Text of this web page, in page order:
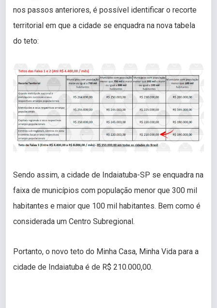
nos passos anteriores, é possível identificar o recorte
territorial em que a cidade se enquadra na nova tabela
do teto:
Sendo assim, a cidade de Indaiatuba-SP se enquadra na
faixa de municípios com população menor que 300 mil
habitantes e maior que 100 mil habitantes. Bem como é
considerada um Centro Subregional.
Portanto, o novo teto do Minha Casa, Minha Vida para a
cidade de Indaiatuba é de R$ 210.000,00.